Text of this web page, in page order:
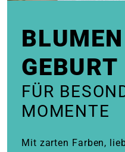
GEBURT
FÜR
MOMENTE
Mit zarten Farben,